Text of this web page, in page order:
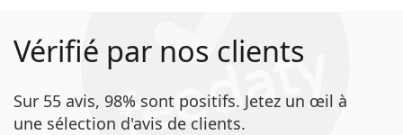
Vérifié par nos clients
Sur 55 avis, 98% sont positifs. Jetez un œil à
une sélection d'avis de clients.